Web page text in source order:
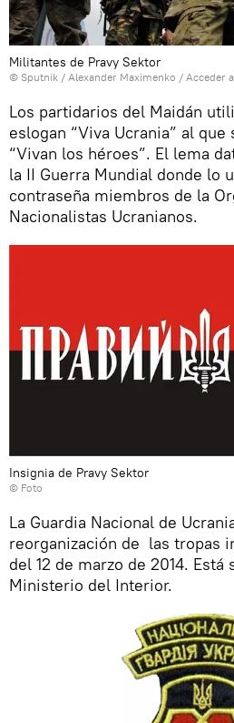
Militantes de Pravy Sektor
© Sputnik / Alexander Maximenko / Acceder
Los partidarios del Maidán
eslogan “Viva Ucrania” al
“Vivan los héroes”. El lema
la II Guerra Mundial donde lo
contraseña miembros de la
Nacionalistas Ucranianos.
Insignia de Pravy Sektor
© Foto
La Guardia Nacional de
reorganización de las tropas
del 12 de marzo de 2014. Está
Ministerio del Interior.